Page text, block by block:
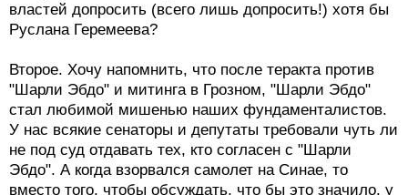
властей допросить (всего лишь допросить!) хотя бы
Руслана Геремеева?
Второе. Хочу напомнить, что после теракта против
"Шарли Эбдо" и митинга в Грозном, "Шарли Эбдо"
стал любимой мишенью наших фундаменталистов.
У нас всякие сенаторы и депутаты требовали чуть ли
не под суд отдавать тех, кто согласен с "Шарли
Эбдо". А когда взорвался самолет на Синае, то
вместо того, чтобы обсуждать, что бы это значило, у